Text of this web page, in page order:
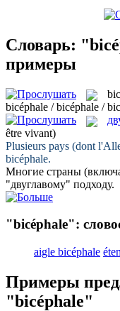
Словарь:
примеры
bicéphale / bicéphale /
être vivant)
Plusieurs pays (dont
bicéphale.
Многие страны
"двуглавому" подходу.
"bicéphale":
aigle bicéphale
Примеры
"bicéphale"